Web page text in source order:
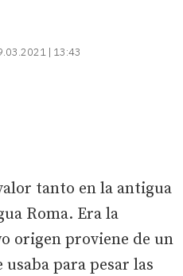
| 13:43
tanto en la antigua
Roma. Era la
origen proviene de un
para pesar las